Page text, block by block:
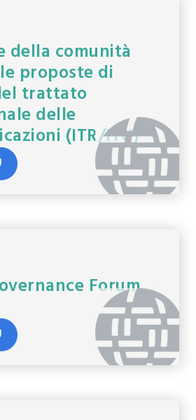
della comunità
proposte di
trattato
delle
(ITR/ITU)
Forum